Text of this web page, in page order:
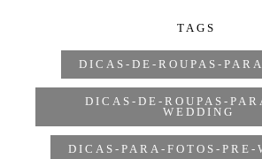
TAGS
DICAS-DE-ROUPAS-
DICAS-DE-ROUPAS-
WEDDING
DICAS-PARA-FOTOS-PRE-